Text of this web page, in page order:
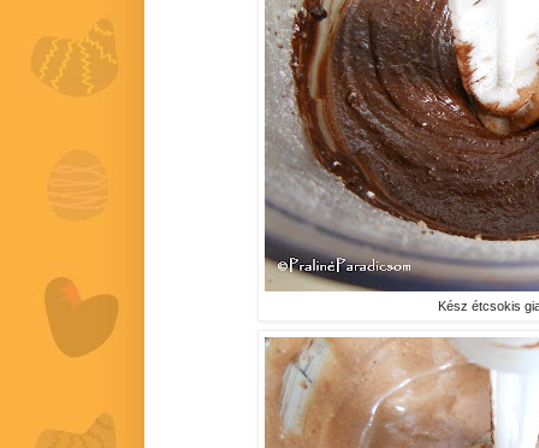
Kész étcsokis